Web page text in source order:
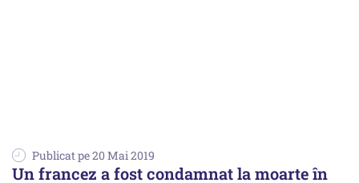
Publicat pe 20 Mai 2019
Un francez a fost condamnat la moarte în